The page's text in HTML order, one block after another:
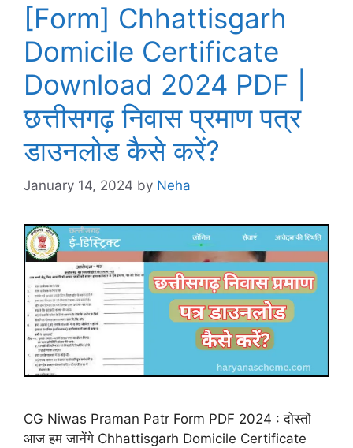
[Form] Chhattisgarh
Domicile Certificate
Download 2024 PDF |
छत्तीसगढ़ निवास प्रमाण पत्र
डाउनलोड कैसे करें?
January 14, 2024 by Neha
CG Niwas Praman Patr Form PDF 2024 : दोस्तों
आज हम जानेंगे Chhattisgarh Domicile Certificate